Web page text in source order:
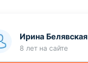
Ирина Белявская
8 лет на сайте